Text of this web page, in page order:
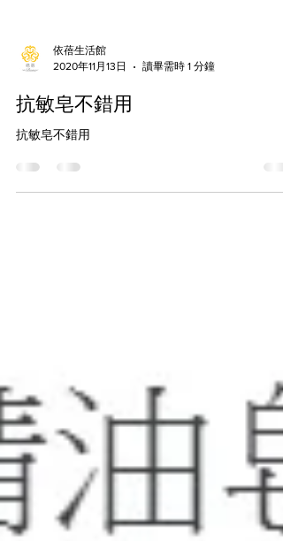
2020年11月13日
抗敏皂不錯用
抗敏皂不錯用